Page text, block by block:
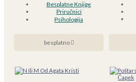
Besplatne Knjige
Priručnici
Psihologija
besplatno